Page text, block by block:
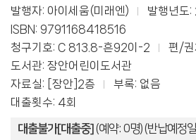
발행자: 아이세움(미래엔)
발행년도:
ISBN: 9791168418516
청구기호: C 813.8-흔92이-2
편/권
도서관: 장안어린이도서관
자료실: [장안]2층
부록: 없음
대출횟수: 4회
대출불가[대출중] (예약: 0명)(반납예정